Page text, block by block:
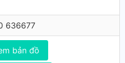
636677
bản đồ